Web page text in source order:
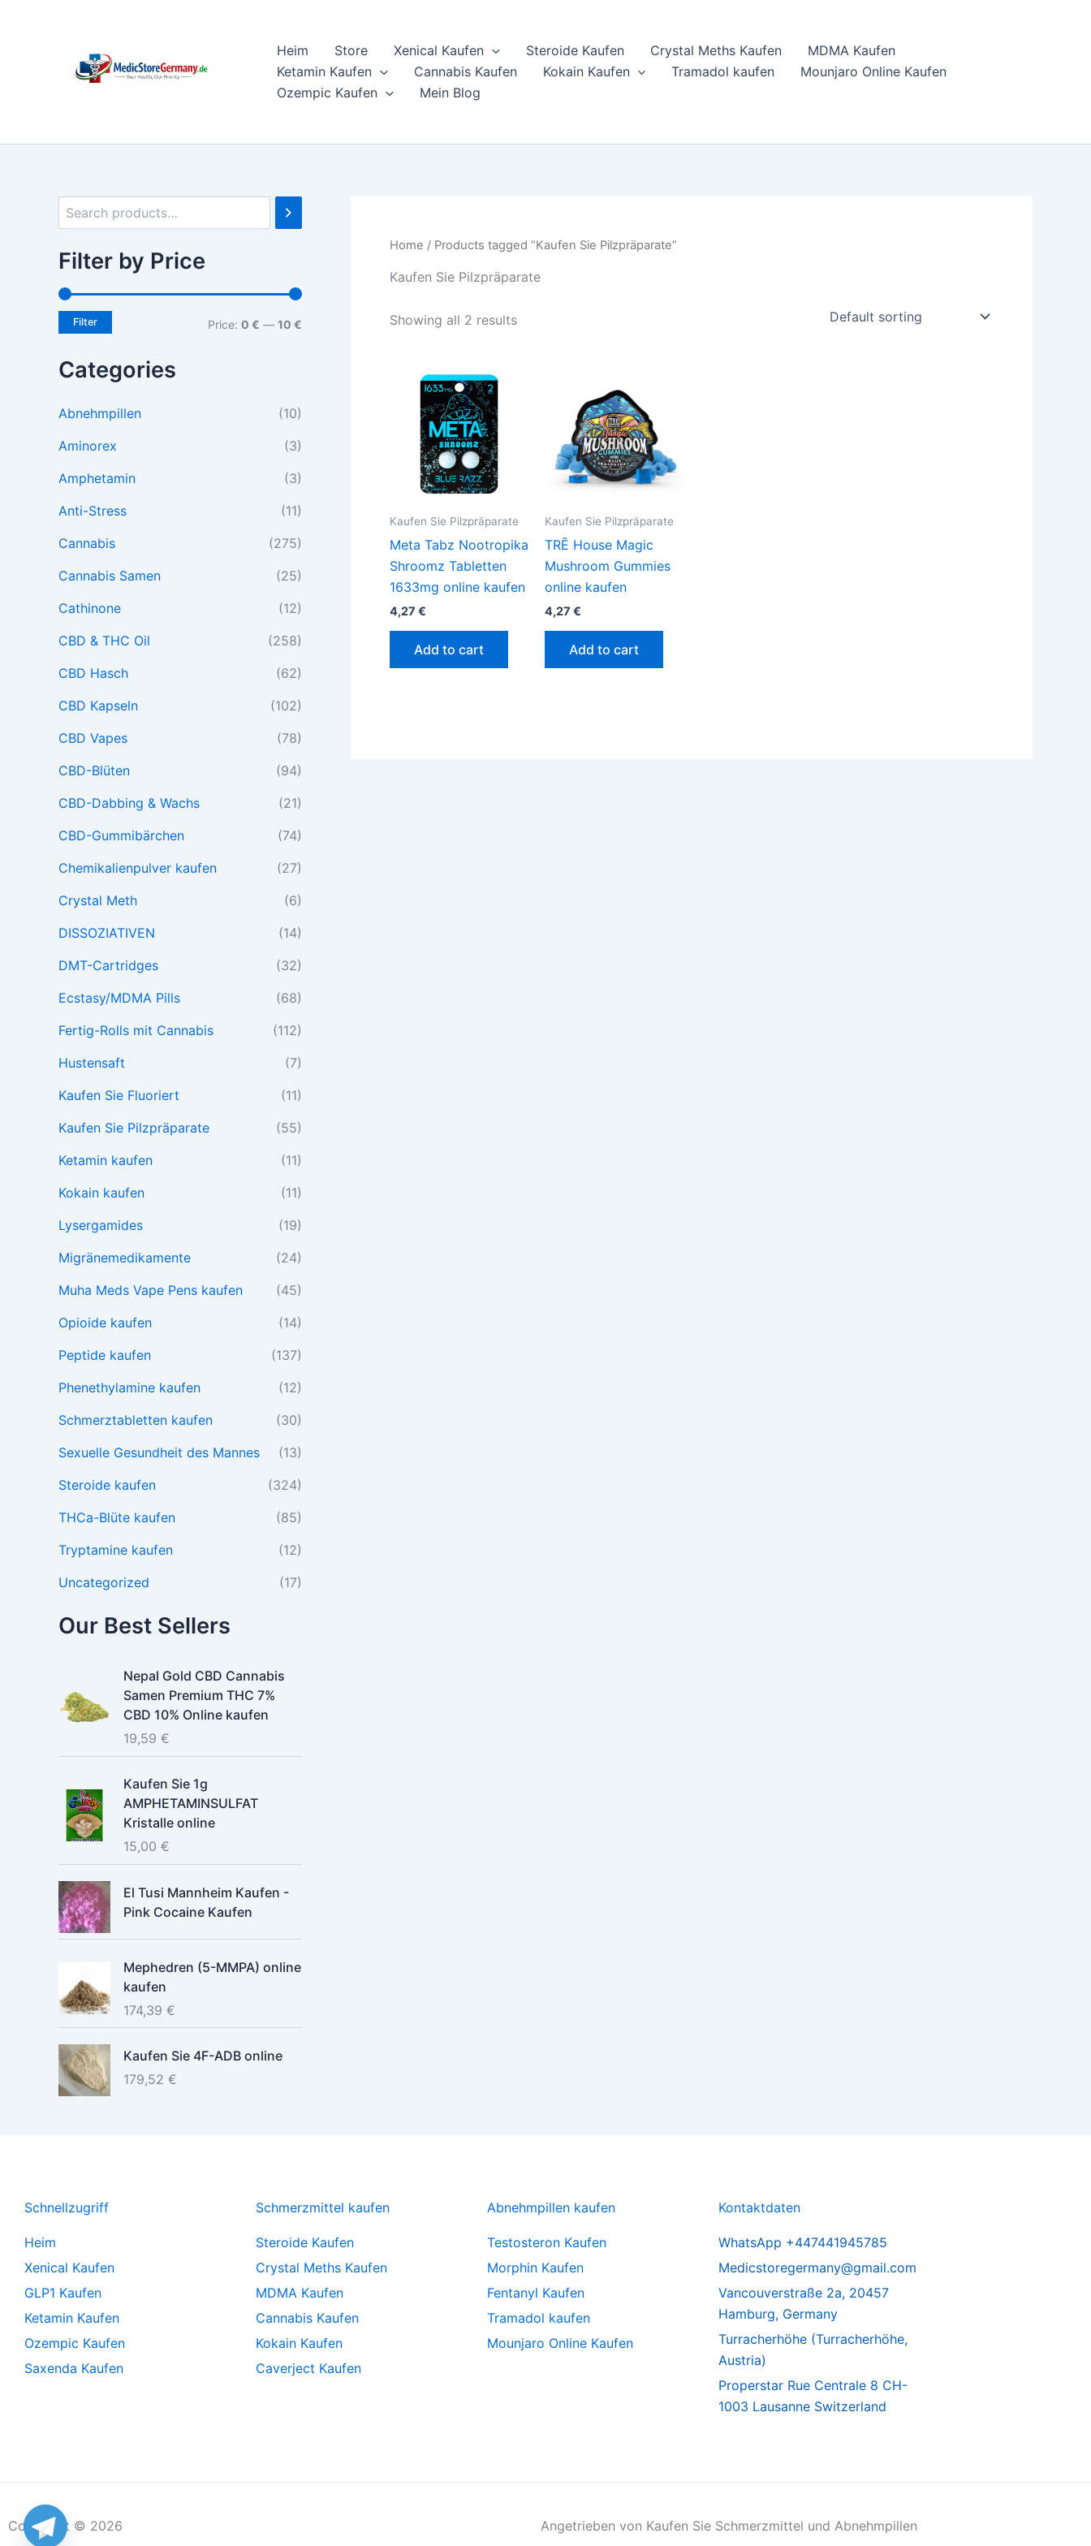
Heim Store Xenical Kaufen Steroide Kaufen Crystal Meths Kaufen
MDMA Kaufen
Ketamin Kaufen
Cannabis Kaufen Kokain Kaufen Tramadol kaufen
Mounjaro Online Kaufen
Ozempic Kaufen
Mein Blog
Filter by Price
p
r
i
p
r
i
Filter Price: 0 € — 10 €
Categories
Abnehmpillen
(10)
Aminorex
(3)
Amphetamin
(3)
Anti-Stress
(11)
Cannabis
(275)
Cannabis Samen
(25)
Cathinone
(12)
CBD & THC Oil
(258)
CBD Hasch
(62)
CBD Kapseln
(102)
CBD Vapes
(78)
CBD-Blüten
(94)
CBD-Dabbing & Wachs
(21)
CBD-Gummibärchen
(74)
Chemikalienpulver kaufen
(27)
Crystal Meth
(6)
DISSOZIATIVEN
(14)
DMT-Cartridges
(32)
Ecstasy/MDMA Pills
(68)
Fertig-Rolls mit Cannabis
(112)
Hustensaft
(7)
Kaufen Sie Fluoriert
(11)
Kaufen Sie Pilzpräparate
(55)
Ketamin kaufen
(11)
Kokain kaufen
(11)
Lysergamides
(19)
Migränemedikamente
(24)
Muha Meds Vape Pens kaufen
(45)
Opioide kaufen
(14)
Peptide kaufen
(137)
Phenethylamine kaufen
(12)
Schmerztabletten kaufen
(30)
Sexuelle Gesundheit des Mannes
(13)
Steroide kaufen
(324)
THCa-Blüte kaufen
(85)
Tryptamine kaufen
(12)
Uncategorized
(17)
Our Best Sellers
Nepal Gold CBD Cannabis
Samen Premium THC 7%
CBD 10% Online kaufen
19,59 €
Kaufen Sie 1g
AMPHETAMINSULFAT
Kristalle online
15,00 €
El Tusi Mannheim Kaufen -
Pink Cocaine Kaufen
Mephedren (5-MMPA) online
kaufen
174,39 €
Kaufen Sie 4F-ADB online
179,52 €
Home / Products tagged “Kaufen Sie Pilzpräparate”
Kaufen Sie Pilzpräparate
Showing all 2 results
Kaufen Sie Pilzpräparate
Meta Tabz Nootropika
Shroomz Tabletten
1633mg online kaufen
4,27 €
Add to cart
Kaufen Sie Pilzpräparate
TRĒ House Magic
Mushroom Gummies
online kaufen
4,27 €
Add to cart
Schnellzugriff
Heim
Xenical Kaufen
GLP1 Kaufen
Ketamin Kaufen
Ozempic Kaufen
Saxenda Kaufen
Schmerzmittel kaufen
Steroide Kaufen
Crystal Meths Kaufen
MDMA Kaufen
Cannabis Kaufen
Kokain Kaufen
Caverject Kaufen
Abnehmpillen kaufen
Testosteron Kaufen
Morphin Kaufen
Fentanyl Kaufen
Tramadol kaufen
Mounjaro Online Kaufen
Kontaktdaten
WhatsApp +447441945785
Medicstoregermany@gmail.com
Vancouverstraße 2a, 20457
Hamburg, Germany
Turracherhöhe (Turracherhöhe,
Austria)
Properstar Rue Centrale 8 CH-
1003 Lausanne Switzerland
Copyright © 2026 Angetrieben von Kaufen Sie Schmerzmittel und Abnehmpillen